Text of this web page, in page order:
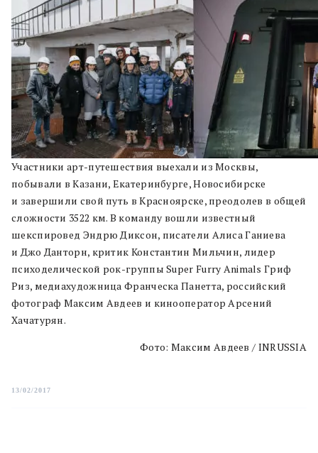
Участники арт-путешествия выехали из Москвы,
побывали в Казани, Екатеринбурге, Новосибирске
и завершили свой путь в Красноярске, преодолев в общей
сложности 3522 км. В команду вошли известный
шекспировед Эндрю Диксон, писатели Алиса Ганиева
и Джо Данторн, критик Константин Мильчин, лидер
психоделической рок-группы Super Furry Animals Гриф
Риз, медиахудожница Франческа Панетта, российский
фотограф Максим Авдеев и кинооператор Арсений
Хачатурян.
Фото: Максим Авдеев / INRUSSIA
13/02/2017